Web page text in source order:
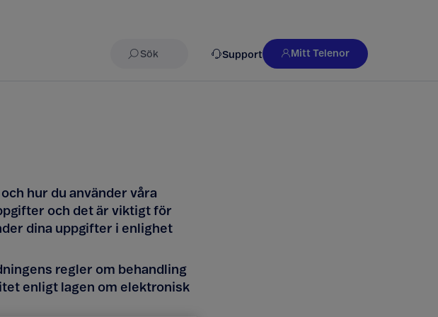
Sök Support Mitt Telenor
hur du använder våra
och det är viktigt för
dina uppgifter i enlighet
regler om behandling
enligt lagen om elektronisk